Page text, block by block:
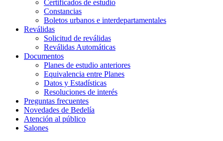
Certificados de estudio
Constancias
Boletos urbanos e interdepartamentales
Reválidas
Solicitud de reválidas
Reválidas Automáticas
Documentos
Planes de estudio anteriores
Equivalencia entre Planes
Datos y Estadísticas
Resoluciones de interés
Preguntas frecuentes
Novedades de Bedelía
Atención al público
Salones